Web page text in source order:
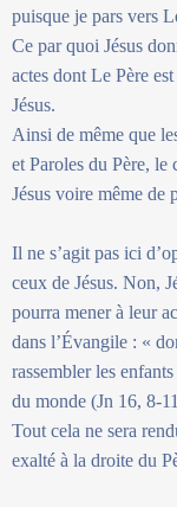
puisque je pars vers
Ce par quoi Jésus
actes dont Le Père
Jésus.
Ainsi de même que
et Paroles du Père,
Jésus voire même de
Il ne s’agit pas ici
ceux de Jésus. Non,
pourra mener à leur
dans l’Évangile : «
rassembler les
du monde (Jn 16, 8-
Tout cela ne sera
exalté à la droite du